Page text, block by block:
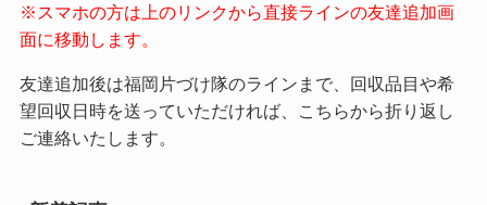
※スマホの方は上のリンクから直接ラインの友達追加画
面に移動します。
友達追加後は福岡片づけ隊のラインまで、回収品目や希
望回収日時を送っていただければ、こちらから折り返し
ご連絡いたします。